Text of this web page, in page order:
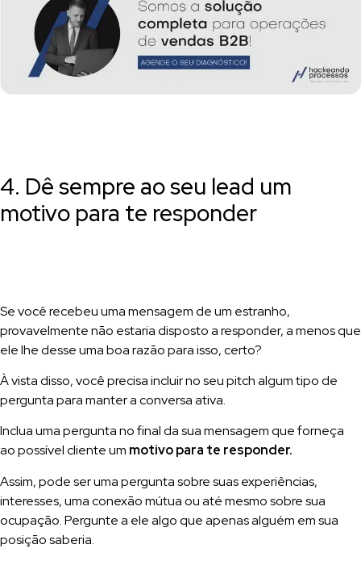
4. Dê sempre ao seu lead um
motivo para te responder
Se você recebeu uma mensagem de um estranho,
provavelmente não estaria disposto a responder, a menos que
ele lhe desse uma boa razão para isso, certo?
À vista disso, você precisa incluir no seu pitch algum tipo de
pergunta para manter a conversa ativa.
Inclua uma pergunta no final da sua mensagem que forneça
ao possível cliente um motivo para te responder.
Assim, pode ser uma pergunta sobre suas experiências,
interesses, uma conexão mútua ou até mesmo sobre sua
ocupação. Pergunte a ele algo que apenas alguém em sua
posição saberia.